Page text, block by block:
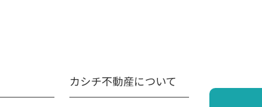
カシチ不動産について